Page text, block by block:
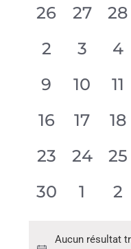
date.
Évènements
0
évènement,
26
0
27
0
28
0
évènement,
2
0
3
0
4
0
évènement,
9
0
10
0
11
0
évènement,
16
0
17
0
18
0
évènement,
23
0
24
0
25
0
30
0
1
0
2
Aucun résultat